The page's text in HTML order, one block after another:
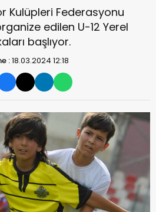
Kulüpleri Federasyonu
edilen U-12 Yerel
başlıyor.
:18.03.2024 12:18